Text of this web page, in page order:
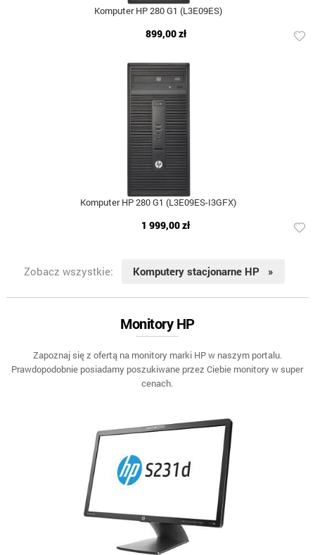
Komputer HP 280 G1 (L3E09ES)
899,00 zł
Komputer HP 280 G1 (L3E09ES-I3GFX)
1 999,00 zł
Zobacz wszystkie: Komputery stacjonarne HP »
Monitory HP
Zapoznaj się z ofertą na monitory marki HP w naszym portalu.
Prawdopodobnie posiadamy poszukiwane przez Ciebie monitory w super
cenach.